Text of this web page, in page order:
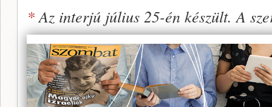
*Az interjú július 25-én készült. A